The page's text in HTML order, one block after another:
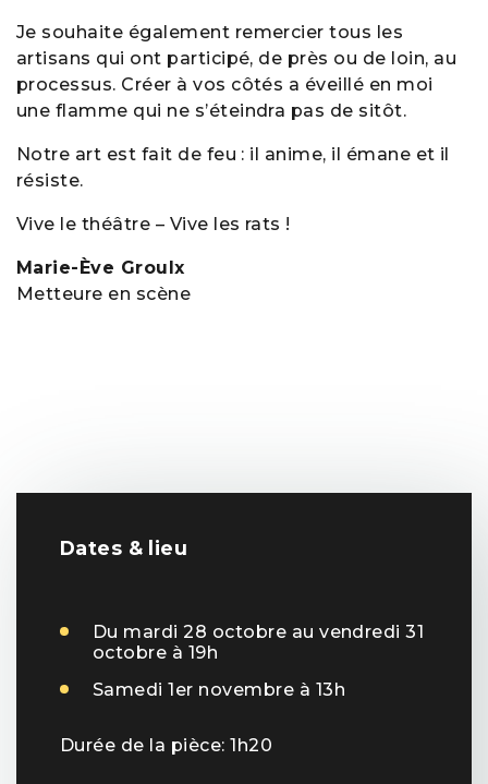
Je souhaite également remercier tous les
artisans qui ont participé, de près ou de loin, au
processus. Créer à vos côtés a éveillé en moi
une flamme qui ne s’éteindra pas de sitôt.
Notre art est fait de feu : il anime, il émane et il
résiste.
Vive le théâtre – Vive les rats !
Marie-Ève Groulx
Metteure en scène
Dates & lieu
Du mardi 28 octobre au vendredi 31
octobre à 19h
Samedi 1er novembre à 13h
Durée de la pièce: 1h20